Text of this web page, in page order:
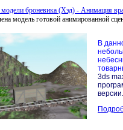
броневика (Хэд) - Анимация
модель готовой анимированной
В
3ds
версии.